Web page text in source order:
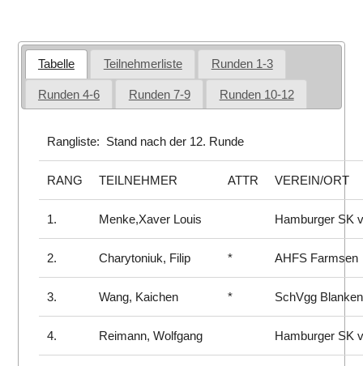
Tabelle Teilnehmerliste Runden 1-3
Runden 4-6 Runden 7-9 Runden 10-12
Rangliste: Stand nach der 12. Runde
RANG TEILNEHMER ATTR VEREIN/ORT
1. Menke,Xaver Louis Hamburger SK
2. Charytoniuk, Filip * AHFS Farmsen
3. Wang, Kaichen * SchVgg
4. Reimann, Wolfgang Hamburger SK